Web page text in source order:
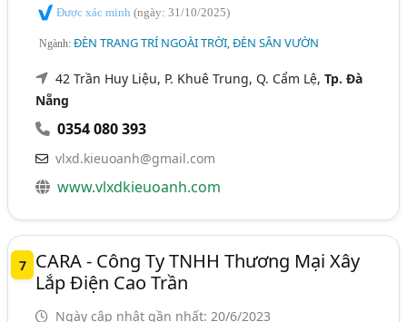
Được xác minh(ngày: 31/10/2025)
Ngành:ĐÈN TRANG TRÍ NGOÀI TRỜI, ĐÈN SÂN VƯỜN
42 Trần Huy Liệu, P. Khuê Trung, Q. Cẩm Lệ,Tp. Đà
Nẵng
0354 080 393
vlxd.kieuoanh@gmail.com
www.vlxdkieuoanh.com
7
CARA - Công Ty TNHH Thương Mại Xây
Lắp Điện Cao Trần
Ngày cập nhật gần nhất: 20/6/2023